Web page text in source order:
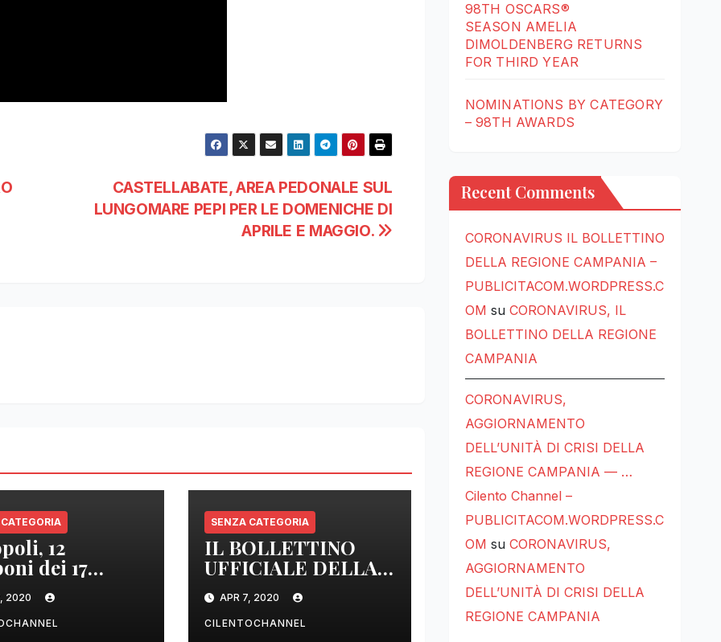
CASTELLABATE, AREA PEDONALE SUL
LUNGOMARE PEPI PER LE DOMENICHE DI
APRILE E MAGGIO.
12
dei 17
sono
2020
SENZA CATEGORIA
IL BOLLETTINO
UFFICIALE DELLA
REGIONE
CAMPANIA DELLE
ORE 22.00
APR 7, 2020
CILENTOCHANNEL
98TH OSCARS®
SEASON AMELIA
DIMOLDENBERG RETURNS
FOR THIRD YEAR
NOMINATIONS BY CATEGORY
– 98TH AWARDS
Recent Comments
CORONAVIRUS IL BOLLETTINO
DELLA REGIONE CAMPANIA –
PUBLICITACOM.WORDPRESS.C
OM su CORONAVIRUS, IL
BOLLETTINO DELLA REGIONE
CAMPANIA
CORONAVIRUS,
AGGIORNAMENTO
DELL’UNITÀ DI CRISI DELLA
REGIONE CAMPANIA — …
Cilento Channel –
PUBLICITACOM.WORDPRESS.C
OM su CORONAVIRUS,
AGGIORNAMENTO
DELL’UNITÀ DI CRISI DELLA
REGIONE CAMPANIA